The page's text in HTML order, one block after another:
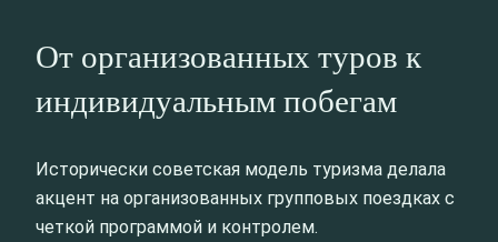
От организованных туров к
индивидуальным побегам
Исторически советская модель туризма делала
акцент на организованных групповых поездках с
четкой программой и контролем.